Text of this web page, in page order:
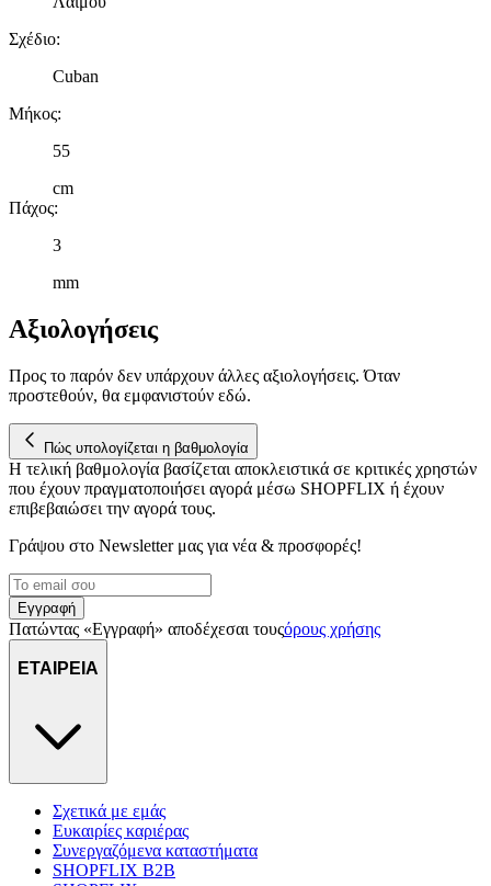
Σχέδιο:
Cuban
Μήκος:
55
cm
Πάχος:
3
mm
Αξιολογήσεις
Προς το παρόν δεν υπάρχουν άλλες αξιολογήσεις. Όταν
προστεθούν, θα εμφανιστούν εδώ.
Πώς υπολογίζεται η βαθμολογία
Η τελική βαθμολογία βασίζεται αποκλειστικά σε κριτικές χρηστών
που έχουν πραγματοποιήσει αγορά μέσω SHOPFLIX ή έχουν
επιβεβαιώσει την αγορά τους.
Γράψου στο Νewsletter μας για νέα & προσφορές!
Εγγραφή
Πατώντας «Εγγραφή» αποδέχεσαι τουςόρους χρήσης
ΕΤΑΙΡΕΙΑ
Σχετικά με εμάς
Ευκαιρίες καριέρας
Συνεργαζόμενα καταστήματα
SHOPFLIX B2B